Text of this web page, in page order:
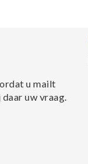
u mailt
uw vraag.